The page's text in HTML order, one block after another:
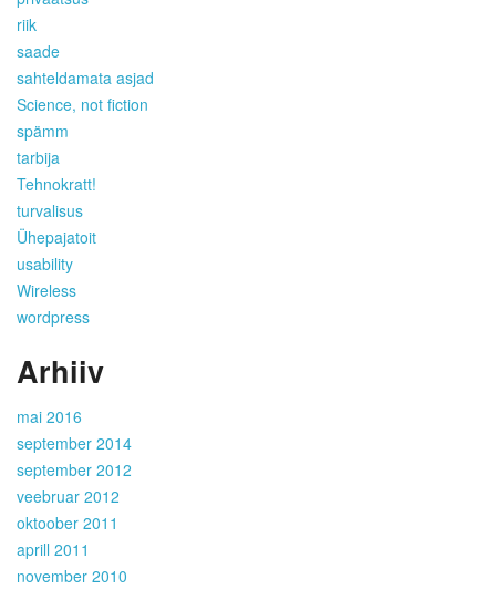
riik
saade
sahteldamata asjad
Science, not fiction
spämm
tarbija
Tehnokratt!
turvalisus
Ühepajatoit
usability
Wireless
wordpress
Arhiiv
mai 2016
september 2014
september 2012
veebruar 2012
oktoober 2011
aprill 2011
november 2010